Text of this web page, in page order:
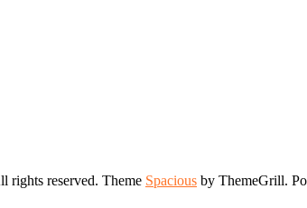
rights reserved. Theme Spacious by ThemeGrill.